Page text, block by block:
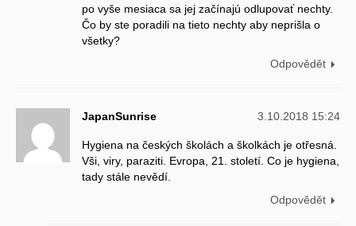
po vyše mesiaca sa jej začínajú odlupovať nechty.
Čo by ste poradili na tieto nechty aby neprišla o
všetky?
Odpovědět
JapanSunrise 3.10.2018 15:24
Hygiena na českých školách a školkách je otřesná.
Vši, viry, paraziti. Evropa, 21. století. Co je hygiena,
tady stále nevědí.
Odpovědět